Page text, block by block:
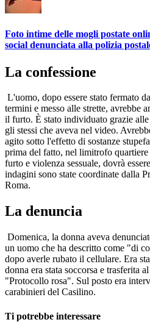
Foto intime delle mogli postate
social denunciata alla polizia
La confessione
L'uomo, dopo essere stato fermato
termini e messo alle strette, avrebbe
il furto. È stato individuato grazie alle
gli stessi che aveva nel video.
agito sotto l'effetto di sostanze
prima del fatto, nel limitrofo
furto e violenza sessuale, dovrà
indagini sono state coordinate dalla
Roma.
La denuncia
Domenica, la donna aveva
un uomo che ha descritto come "di
dopo averle rubato il cellulare. Era
donna era stata soccorsa e trasferita
"Protocollo rosa". Sul posto era
carabinieri del Casilino.
Ti potrebbe interessare